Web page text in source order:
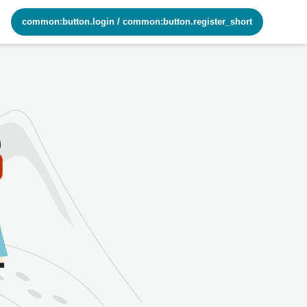
common:button.login / common:button.register_short